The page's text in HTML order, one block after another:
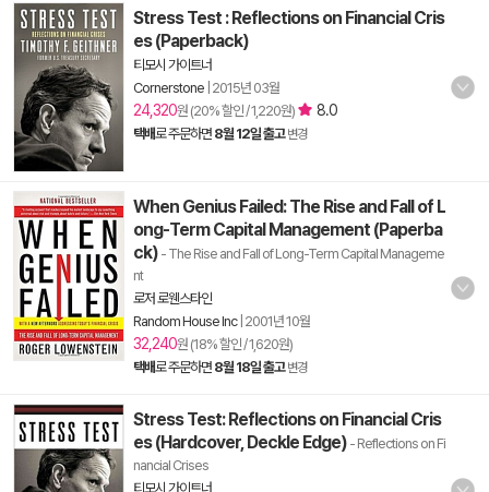
Stress Test : Reflections on Financial Cris
es (Paperback)
티모시 가이트너
Cornerstone 2015년 03월
24,320원 (20% 할인 / 1,220원) 8.0
택배로 주문하면 8월 12일 출고 변경
When Genius Failed: The Rise and Fall of L
ong-Term Capital Management (Paperba
ck) - The Rise and Fall of Long-Term Capital Manageme
nt
로저 로웬스타인
Random House Inc| 2001년 10월
32,240원 (18% 할인 / 1,620원)
택배로 주문하면 8월 18일 출고 변경
Stress Test: Reflections on Financial Cris
es (Hardcover, Deckle Edge) - Reflections on Fi
nancial Crises
티모시 가이트너